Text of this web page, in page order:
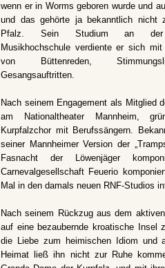
wenn er in Worms geboren wurde und
und das gehörte ja bekanntlich nicht
Pfalz. Sein Studium an der
Musikhochschule verdiente er sich
von Büttenreden,
Gesangsauftritten.
Nach seinem Engagement als Mitglied
am Nationaltheater Mannheim,
Kurpfalzchor mit Berufssängern.
seiner Mannheimer Version der
Fasnacht der Löwenjäger
Carnevalgesellschaft Feuerio
Mal in den damals neuen RNF-Studios
Nach seinem Rückzug aus dem
auf eine bezaubernde kroatische Insel
die Liebe zum heimischen Idiom und
Heimat ließ ihn nicht zur Ruhe